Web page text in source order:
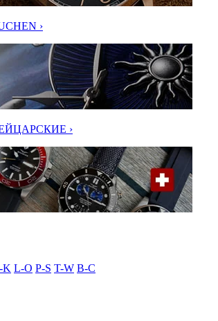
›
›
K L-O P-S T-W В-С